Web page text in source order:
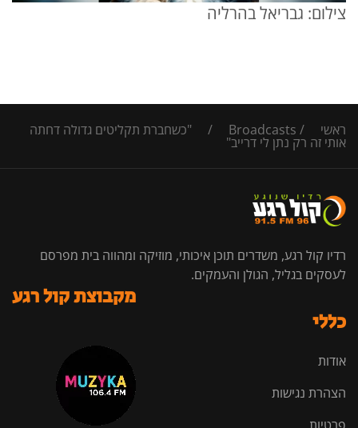
צילום: גבריאל בהרליה
ראשי /
Broadcasts
/ "כשחברת תקליטים גדולה דחתה
אותי זה רק נתן לי דרייב"
רדיו קול רגע, משדרים תוכן איכותי, מוזיקה ומהווה בית מפרסם
לעסקים בגליל, הגולן והעמקים.
כללי
אודות
הצהרת נגישות
פרטיות
מקבוצת קול רגע